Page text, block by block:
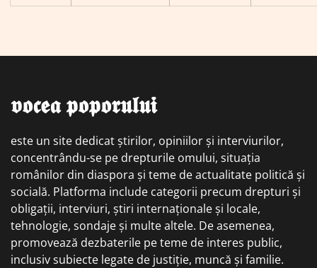
𝖛𝖔𝖈𝖊𝖆 𝖕𝖔𝖕𝖔𝖗𝖚𝖑𝖚𝖎
este un site dedicat știrilor, opiniilor și interviurilor,
concentrându-se pe drepturile omului, situația
românilor din diaspora și teme de actualitate politică și
socială. Platforma include categorii precum drepturi și
obligații, interviuri, știri internaționale și locale,
tehnologie, sondaje și multe altele. De asemenea,
promovează dezbaterile pe teme de interes public,
inclusiv subiecte legate de justiție, muncă și familie.